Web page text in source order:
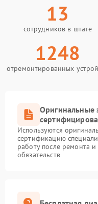
13
сотрудников в штате
1248
отремонтированных
Оригинальные
Используются
сертификацию
работу после ремонта
обязательств